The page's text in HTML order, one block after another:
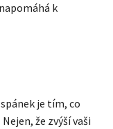
k
je tím, co
že zvýší vaši